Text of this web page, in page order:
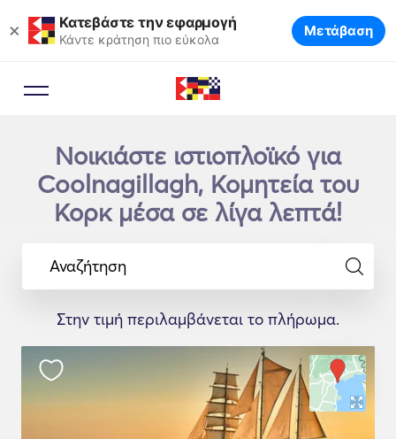
× Κατεβάστε την εφαρμογή
Κάντε κράτηση πιο εύκολα Μετάβαση
Νοικιάστε ιστιοπλοϊκό για
Coolnagillagh, Κομητεία του
Κορκ μέσα σε λίγα λεπτά!
Αναζήτηση
Στην τιμή περιλαμβάνεται το πλήρωμα.